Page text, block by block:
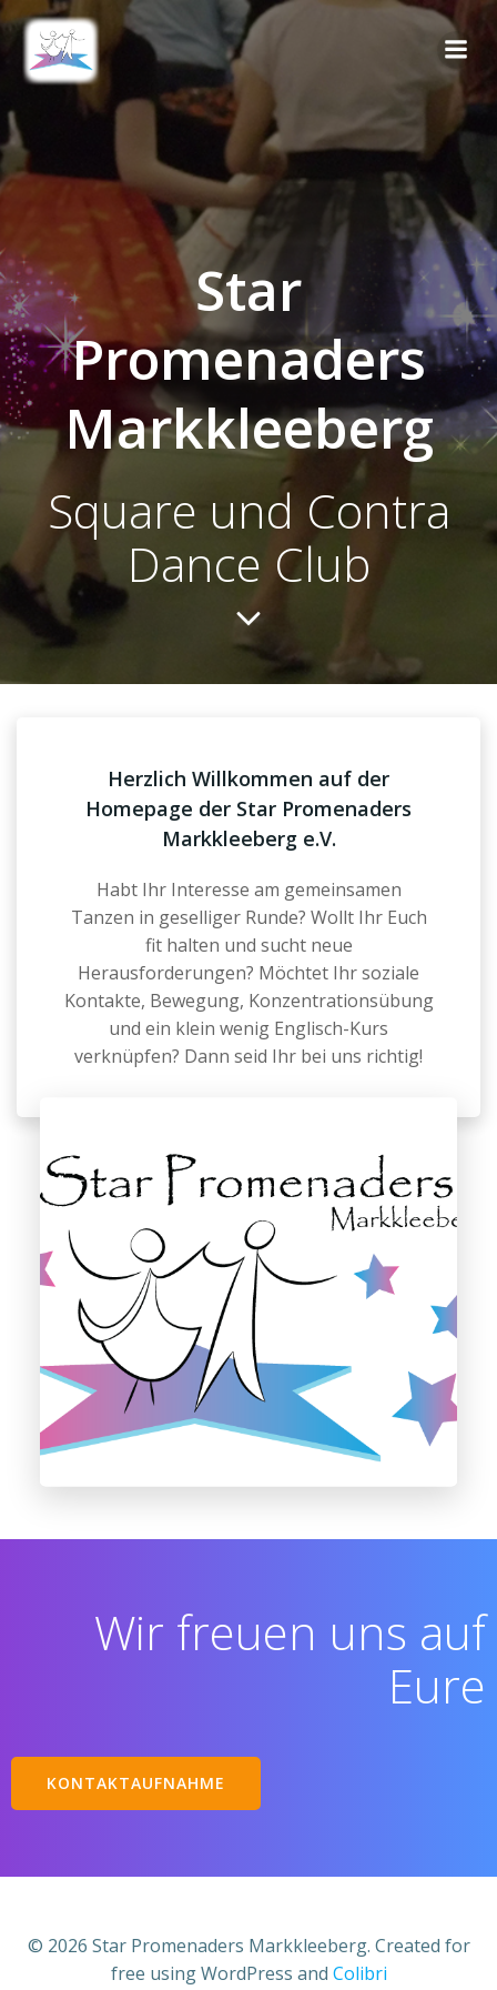
Zum
Inhalt
springen
Star
Promenaders
Markkleeberg
Square und Contra
Dance Club
Herzlich Willkommen auf der
Homepage der Star Promenaders
Markkleeberg e.V.
Habt Ihr Interesse am gemeinsamen
Tanzen in geselliger Runde? Wollt Ihr Euch
fit halten und sucht neue
Herausforderungen? Möchtet Ihr soziale
Kontakte, Bewegung, Konzentrationsübung
und ein klein wenig Englisch-Kurs
verknüpfen? Dann seid Ihr bei uns richtig!
Wir freuen uns auf
Eure
KONTAKTAUFNAHME
© 2026 Star Promenaders Markkleeberg. Created for
free using WordPress and Colibri